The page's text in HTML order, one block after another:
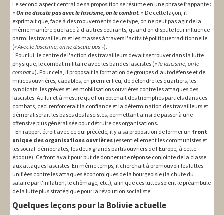
Le second aspect central de sa proposition se résume en une phrase frappante :
« On ne discute pas avec le fascisme, on le combat. » De cette façon, il
exprimait que, face à des mouvements de ce type, on ne peut pas agir de la
même manière que face à d'autres courants, quand on dispute leur influence
parmi les travailleurs et les masses à travers l'activité politique traditionnelle.
(« Avec le fascisme, on ne discute pas »).
Pour lui, le centre de l'action des travailleurs devait se trouver dans la lutte
physique, le combat militaire avec les bandes fascistes (« le fascisme, on le
combat »). Pour cela, il proposait la formation de groupes d'autodéfense et de
milices ouvrières, capables, en premier lieu, de défendre les quartiers, les
syndicats, les grèves et les mobilisations ouvrières contre les attaques des
fascistes. Au fur et à mesure que l'on obtenait des triomphes partiels dans ces
combats, ceci renforcerait la confiance et la détermination des travailleurs et
démoraliserait les bases des fascistes, permettant ainsi de passer à une
offensive plus généralisée pour détruire ces organisations.
En rapport étroit avec ce qui précède, il y a sa proposition de former un front
unique des organisations ouvrières (essentiellement les communistes et
les social-démocrates, les deux grands partis ouvriers de l'Europe, à cette
époque). Ce front avait pour but de donner une réponse conjointe de la classe
aux attaques fascistes. En même temps, il cherchait à promouvoir les luttes
unifiées contre les attaques économiques de la bourgeoisie (la chute du
salaire par l'inflation, le chômage, etc.), afin que ces luttes soient le préambule
de la lutte plus stratégique pour la révolution socialiste.
Quelques leçons pour la Bolivie actuelle